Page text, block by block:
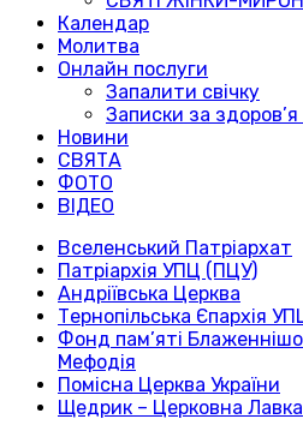
Календар
Молитва
Онлайн послуги
Запалити свічку
Записки за здоров’я
Новини
СВЯТА
ФОТО
ВІДЕО
Вселенський Патріархат
Патріархія УПЦ (ПЦУ)
Андріївська Церква
Тернопільська Єпархія
Фонд пам’яті
Мефодія
Помісна Церква України
Щедрик – Церковна Лавка